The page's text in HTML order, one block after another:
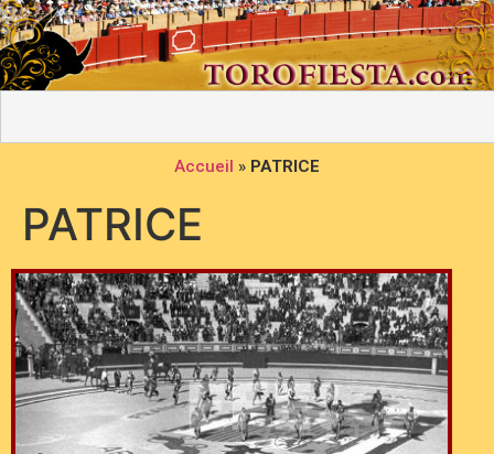
Accueil » PATRICE
PATRICE